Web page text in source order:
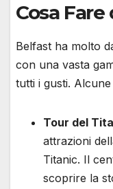
Cosa
Belfast ha molto
con una vasta
tutti i gusti.
Tour del
attrazioni
Titanic. Il
scoprire la